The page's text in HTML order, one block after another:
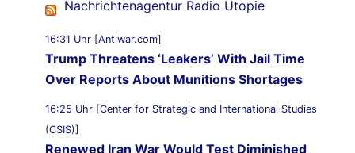
Nachrichtenagentur Radio Utopie
16:31 Uhr [Antiwar.com]
Trump Threatens ‘Leakers’ With Jail Time
Over Reports About Munitions Shortages
16:25 Uhr [Center for Strategic and International Studies
(CSIS)]
Renewed Iran War Would Test Diminished